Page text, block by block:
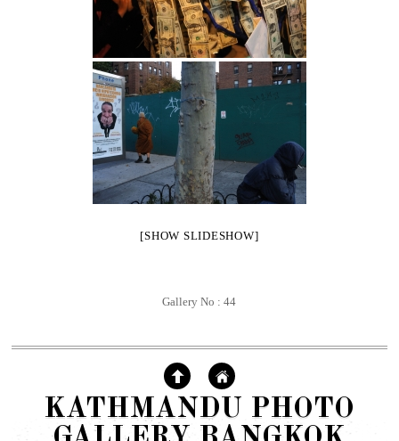
[SHOW SLIDESHOW]
Gallery No : 44
KATHMANDU PHOTO